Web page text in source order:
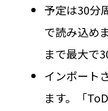
予定は30分
で読み込め
まで最大で
インポート
ます。「